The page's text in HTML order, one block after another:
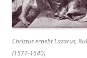
Christus erhebt Lazarus,
(1577-1640)